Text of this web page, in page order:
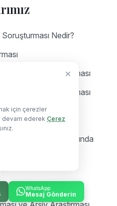
WhatsApp
Mesaj Gönderin
Nedir?
Güvenlik Soruşturması
Güvenlik Soruşturması
Nelere Bakılır
Gelen Bekçi Hakkında
için çerezler
devam ederek Çerez